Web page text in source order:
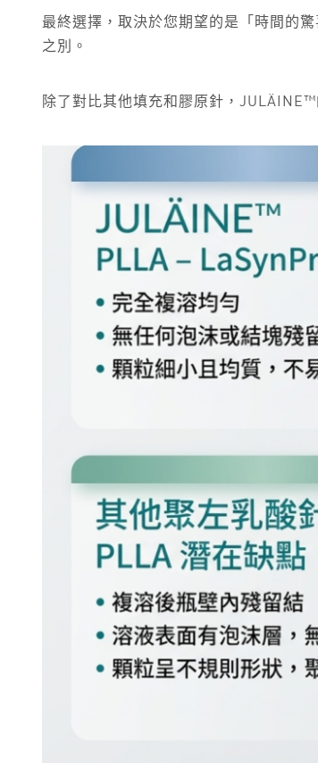
最終選擇，取決於您期望的是「時間的
之別。
除了對比其他填充和膠原針，